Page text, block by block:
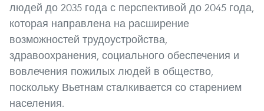
людей до 2035 года с перспективой до 2045 года,
которая направлена на расширение
возможностей трудоустройства,
здравоохранения, социального обеспечения и
вовлечения пожилых людей в общество,
поскольку Вьетнам сталкивается со старением
населения.